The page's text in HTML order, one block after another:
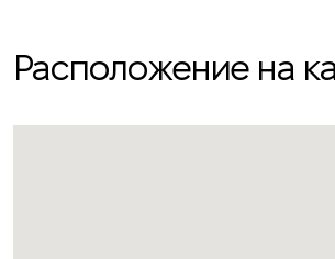
Расположение на